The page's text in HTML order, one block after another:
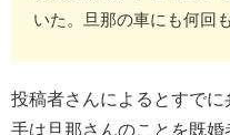
いた。旦那の車にも何回
投稿者さんによるとすで
手は旦那さんのことを既